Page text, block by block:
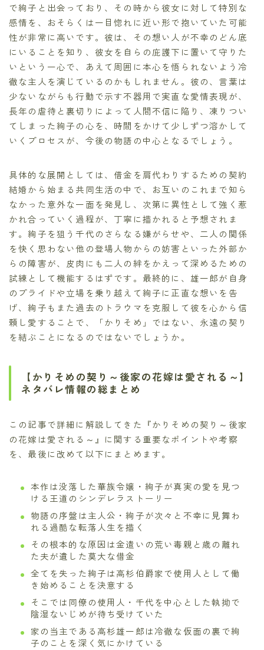
で絢子と出会っており、その時から彼女に対して特別な
感情を、おそらくは一目惚れに近い形で抱いていた可能
性が非常に高いです。彼は、その想い人が不幸のどん底
にいることを知り、彼女を自らの庇護下に置いて守りた
いという一心で、あえて周囲に本心を悟られないよう冷
徹な主人を演じているのかもしれません。彼の、言葉は
少ないながらも行動で示す不器用で実直な愛情表現が、
長年の虐待と裏切りによって人間不信に陥り、凍りつい
てしまった絢子の心を、時間をかけて少しずつ溶かして
いくプロセスが、今後の物語の中心となるでしょう。
具体的な展開としては、借金を肩代わりするための契約
結婚から始まる共同生活の中で、お互いのこれまで知ら
なかった意外な一面を発見し、次第に異性として強く惹
かれ合っていく過程が、丁寧に描かれると予想されま
す。絢子を狙う千代のさらなる嫌がらせや、二人の関係
を快く思わない他の登場人物からの妨害といった外部か
らの障害が、皮肉にも二人の絆をかえって深めるための
試練として機能するはずです。最終的に、雄一郎が自身
のプライドや立場を乗り越えて絢子に正直な想いを告
げ、絢子もまた過去のトラウマを克服して彼を心から信
頼し愛することで、「かりそめ」ではない、永遠の契り
を結ぶことになるのではないでしょうか。
【かりそめの契り～後家の花嫁は愛される～】
ネタバレ情報の総まとめ
この記事で詳細に解説してきた『かりそめの契り～後家
の花嫁は愛される～』に関する重要なポイントや考察
を、最後に改めて以下にまとめます。
本作は没落した華族令嬢・絢子が真実の愛を見つ
ける王道のシンデレラストーリー
物語の序盤は主人公・絢子が次々と不幸に見舞わ
れる過酷な転落人生を描く
その根本的な原因は金遣いの荒い毒親と歳の離れ
た夫が遺した莫大な借金
全てを失った絢子は高杉伯爵家で使用人として働
き始めることを決意する
そこでは同僚の使用人・千代を中心とした執拗で
陰湿ないじめが待ち受けていた
家の当主である高杉雄一郎は冷徹な仮面の裏で絢
子のことを深く気にかけている